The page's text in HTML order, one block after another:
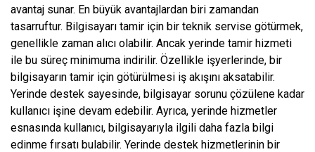
avantaj sunar. En büyük avantajlardan biri zamandan
tasarruftur. Bilgisayarı tamir için bir teknik servise götürmek,
genellikle zaman alıcı olabilir. Ancak yerinde tamir hizmeti
ile bu süreç minimuma indirilir. Özellikle işyerlerinde, bir
bilgisayarın tamir için götürülmesi iş akışını aksatabilir.
Yerinde destek sayesinde, bilgisayar sorunu çözülene kadar
kullanıcı işine devam edebilir. Ayrıca, yerinde hizmetler
esnasında kullanıcı, bilgisayarıyla ilgili daha fazla bilgi
edinme fırsatı bulabilir. Yerinde destek hizmetlerinin bir